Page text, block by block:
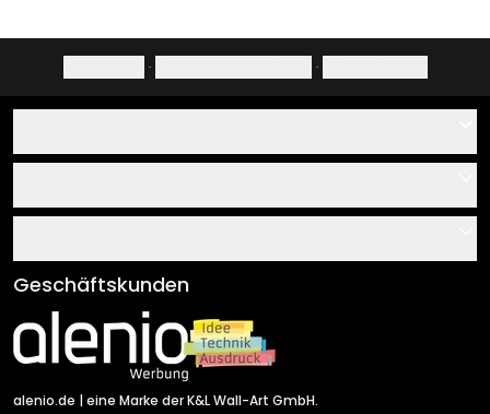
· ·
Über uns
Klebe- und Montageanleitungen
Newsletter An-/Abmeldung
Sendungsverfolgung
AGB
Impressum
Versand & Zahlung
Rücksendung
Geschäftskunden
alenio.de | eine Marke der K&L Wall-Art GmbH.